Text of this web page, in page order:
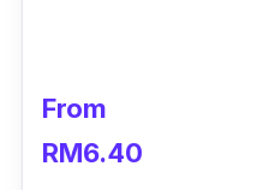
From
RM6.40